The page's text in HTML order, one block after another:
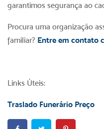
garantimos segurança ao
Procura uma organização
familiar? Entre em contato
Links Úteis:
Traslado Funerário Preço